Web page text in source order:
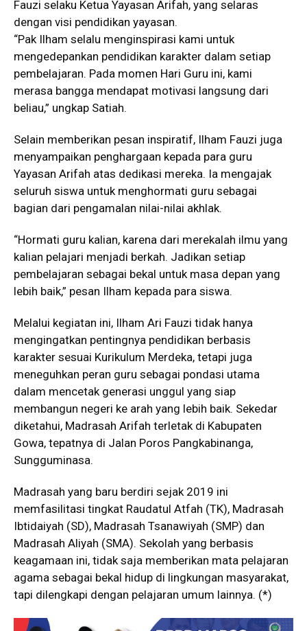
Fauzi selaku Ketua Yayasan Arifah, yang selaras
dengan visi pendidikan yayasan.
“Pak Ilham selalu menginspirasi kami untuk
mengedepankan pendidikan karakter dalam setiap
pembelajaran. Pada momen Hari Guru ini, kami
merasa bangga mendapat motivasi langsung dari
beliau,” ungkap Satiah.
Selain memberikan pesan inspiratif, Ilham Fauzi juga
menyampaikan penghargaan kepada para guru
Yayasan Arifah atas dedikasi mereka. Ia mengajak
seluruh siswa untuk menghormati guru sebagai
bagian dari pengamalan nilai-nilai akhlak.
“Hormati guru kalian, karena dari merekalah ilmu yang
kalian pelajari menjadi berkah. Jadikan setiap
pembelajaran sebagai bekal untuk masa depan yang
lebih baik,” pesan Ilham kepada para siswa.
Melalui kegiatan ini, Ilham Ari Fauzi tidak hanya
mengingatkan pentingnya pendidikan berbasis
karakter sesuai Kurikulum Merdeka, tetapi juga
meneguhkan peran guru sebagai pondasi utama
dalam mencetak generasi unggul yang siap
membangun negeri ke arah yang lebih baik. Sekedar
diketahui, Madrasah Arifah terletak di Kabupaten
Gowa, tepatnya di Jalan Poros Pangkabinanga,
Sungguminasa.
Madrasah yang baru berdiri sejak 2019 ini
memfasilitasi tingkat Raudatul Atfah (TK), Madrasah
Ibtidaiyah (SD), Madrasah Tsanawiyah (SMP) dan
Madrasah Aliyah (SMA). Sekolah yang berbasis
keagamaan ini, tidak saja memberikan mata pelajaran
agama sebagai bekal hidup di lingkungan masyarakat,
tapi dilengkapi dengan pelajaran umum lainnya. (*)